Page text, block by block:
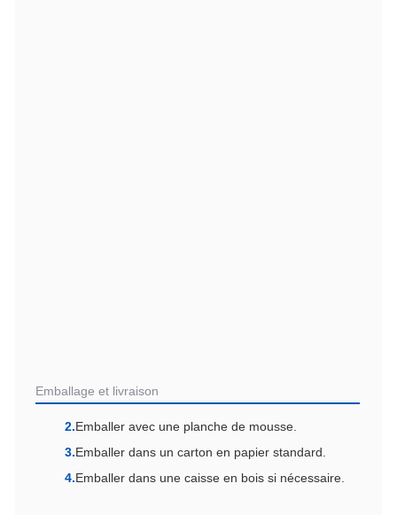
Emballage et livraison
Emballer avec une planche de mousse.
Emballer dans un carton en papier standard.
Emballer dans une caisse en bois si nécessaire.